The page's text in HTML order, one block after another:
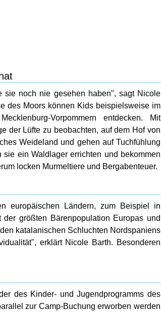
noch nie gesehen haben", sagt Nicole
des Moors können Kids beispielsweise im
Vorpommern entdecken. Mit
der Lüfte zu beobachten, auf dem Hof von
Weideland und gehen auf Tuchfühlung
ein Waldlager errichten und bekommen
locken Murmeltiere und Bergabenteuer.
europäischen Ländern, zum Beispiel in
größten Bärenpopulation Europas und
katalanischen Schluchten Nordspaniens
erklärt Nicole Barth. Besonderen
des Kinder- und Jugendprogramms des
zur Camp-Buchung erworben werden